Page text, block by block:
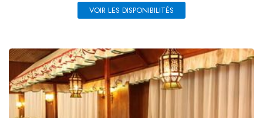
VOIR LES DISPONIBILITÉS